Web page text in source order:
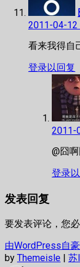
2011-04-12
看来我得自
登录以回复
2011-
@囧
登录
发表回复
要发表评论，您
由WordPress自
by Themeisle | 苏